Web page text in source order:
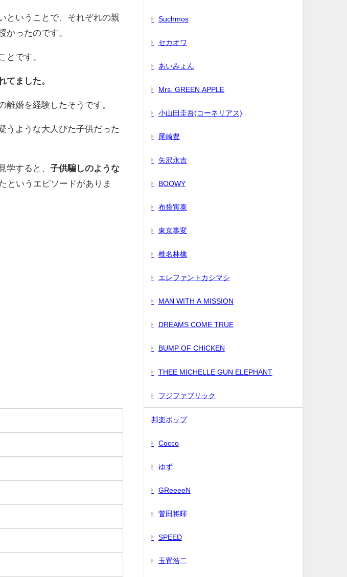
ということで、それぞれの親
かったのです。
とです。
てました。
婚を経験したそうです。
うような大人びた子供だった
学すると、子供騙しのような
というエピソードがありま
Suchmos
セカオワ
あいみょん
Mrs. GREEN APPLE
小山田圭吾(コーネリアス)
尾崎豊
矢沢永吉
BOOWY
布袋寅泰
東京事変
椎名林檎
エレファントカシマシ
MAN WITH A MISSION
DREAMS COME TRUE
BUMP OF CHICKEN
THEE MICHELLE GUN ELEPHANT
フジファブリック
邦楽ポップ
Cocco
ゆず
GReeeeN
菅田将暉
SPEED
玉置浩二